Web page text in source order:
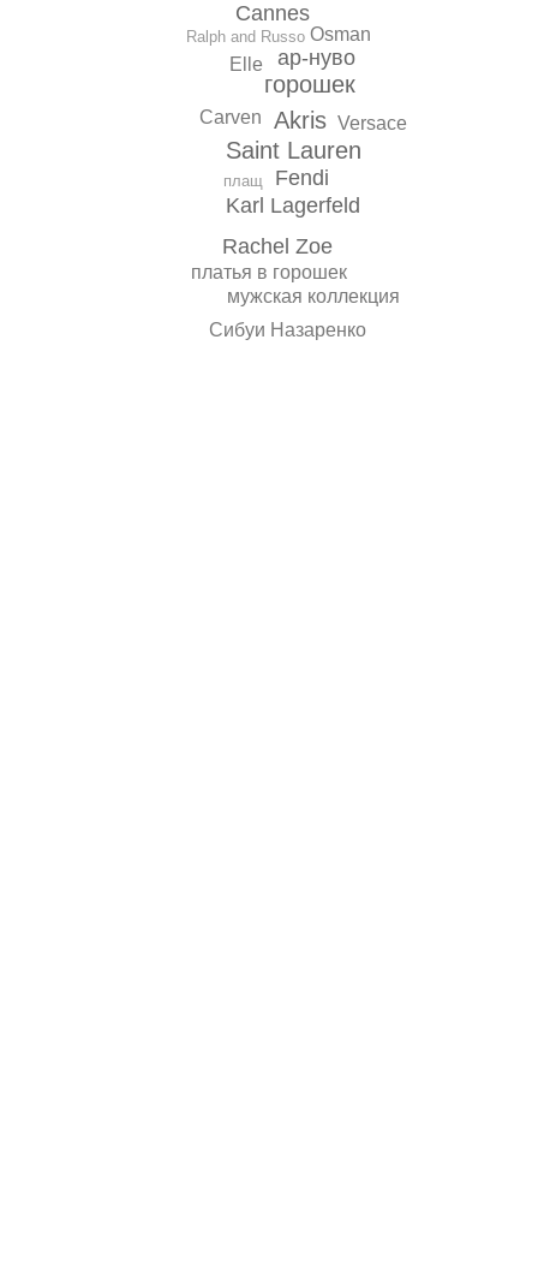
Akris
Saint Lauren
горошек
Fendi
Karl Lagerfeld
ар-нуво
Cannes
Rachel Zoe
Osman
Carven
платья в горошек
мужская коллекция
Сибуи Назаренко
Elle
Versace
плащ
Ralph and Russo